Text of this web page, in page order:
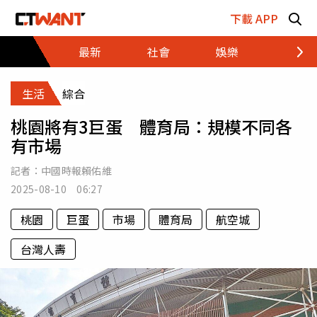
下載 APP
最新
社會 娛樂 財經
生活 綜合
桃園將有3巨蛋 體育局：規模不同各
有市場
記者： 中國時報賴佑維
2025-08-10 06:27
桃園 巨蛋 市場 體育局
航空城
台灣人壽